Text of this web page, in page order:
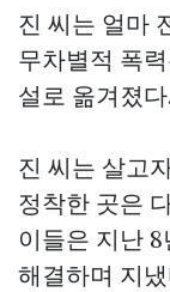
진 씨는 얼마
무차별적 폭
설로 옮겨졌다.
진 씨는 살고
정착한 곳은
이들은 지난
해결하며 지